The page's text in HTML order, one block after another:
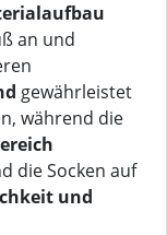
an und
gewährleistet
während die
die Socken auf
und